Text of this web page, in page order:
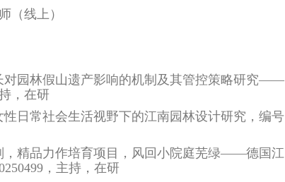
（线上）
对园林假山遗产影响的机制及其管控策略研究——
，在研
日常社会生活视野下的江南园林设计研究，编号
，精品力作培育项目，风回小院庭芜绿——德国江
，主持，在研